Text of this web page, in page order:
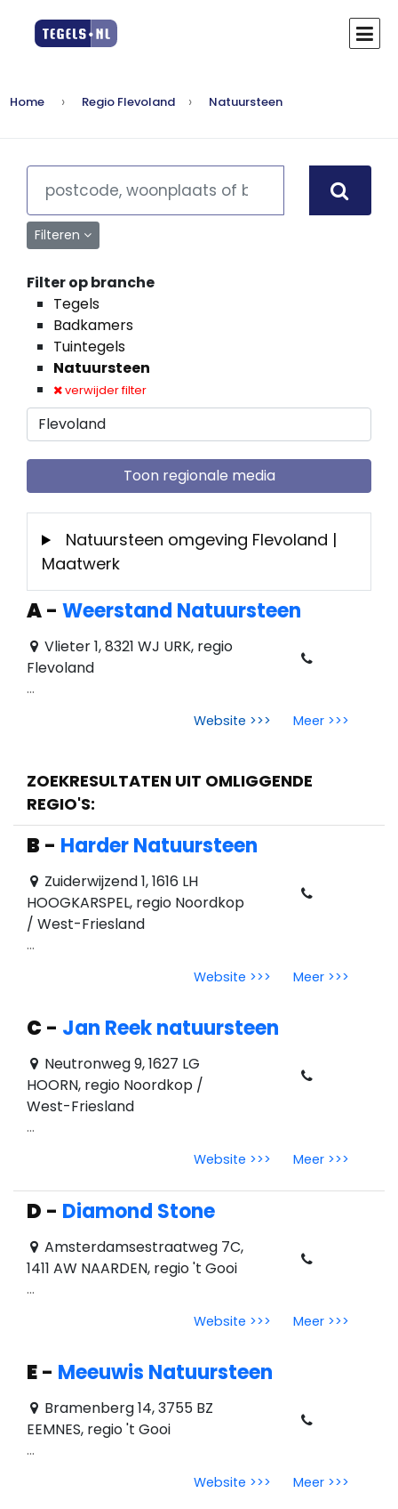
Home Regio Flevoland Natuursteen
Filteren
Filter op branche
Tegels
Badkamers
Tuintegels
Natuursteen
verwijder filter
Toon regionale media
Natuursteen omgeving Flevoland |
Maatwerk
A- Weerstand Natuursteen
Vlieter 1, 8321 WJ URK, regio
Flevoland
...
Website >>> Meer >>>
ZOEKRESULTATEN UIT OMLIGGENDE
REGIO'S:
B - Harder Natuursteen
Zuiderwijzend 1, 1616 LH
HOOGKARSPEL, regio Noordkop
/ West-Friesland
...
Website >>> Meer >>>
C - Jan Reek natuursteen
Neutronweg 9, 1627 LG
HOORN, regio Noordkop /
West-Friesland
...
Website >>> Meer >>>
D - Diamond Stone
Amsterdamsestraatweg 7C,
1411 AW NAARDEN, regio 't Gooi
...
Website >>> Meer >>>
E- Meeuwis Natuursteen
Bramenberg 14, 3755 BZ
EEMNES, regio 't Gooi
...
Website >>> Meer >>>